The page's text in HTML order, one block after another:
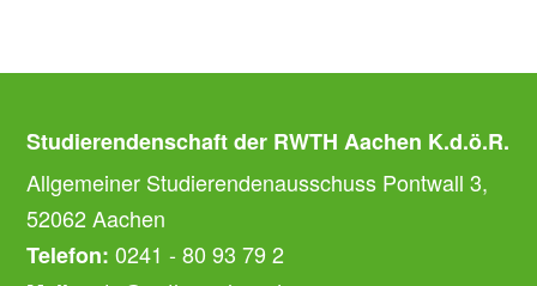
Studierendenschaft der RWTH Aachen K.d.ö.R.
Allgemeiner Studierendenausschuss Pontwall 3,
52062 Aachen
Telefon: 0241 - 80 93 79 2